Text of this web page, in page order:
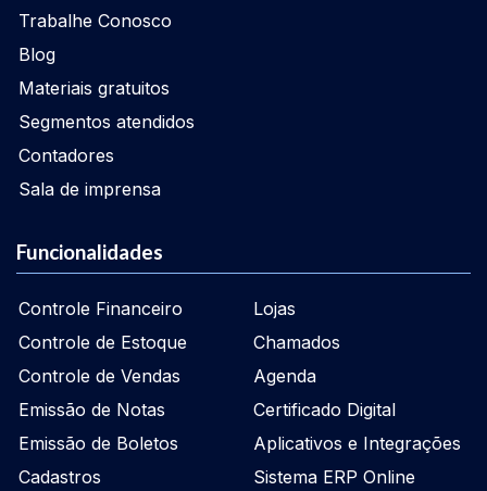
Trabalhe Conosco
Blog
Materiais gratuitos
Segmentos atendidos
Contadores
Sala de imprensa
Funcionalidades
Controle Financeiro
Controle de Estoque
Controle de Vendas
Emissão de Notas
Emissão de Boletos
Cadastros
Lojas
Chamados
Agenda
Certificado Digital
Aplicativos e Integrações
Sistema ERP Online